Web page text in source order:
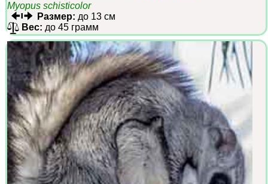
Myopus schisticolor
Размер: до 13 см
Вес: до 45 грамм